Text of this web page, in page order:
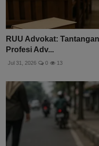
RUU Advokat:
Profesi Adv...
Jul 31, 2026 0 13